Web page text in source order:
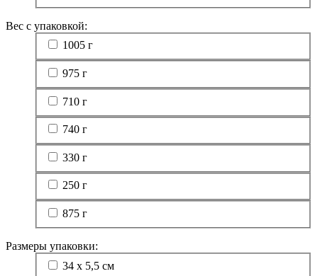
Вес с упаковкой:
1005 г
975 г
710 г
740 г
330 г
250 г
875 г
Размеры упаковки:
34 х 5,5 см